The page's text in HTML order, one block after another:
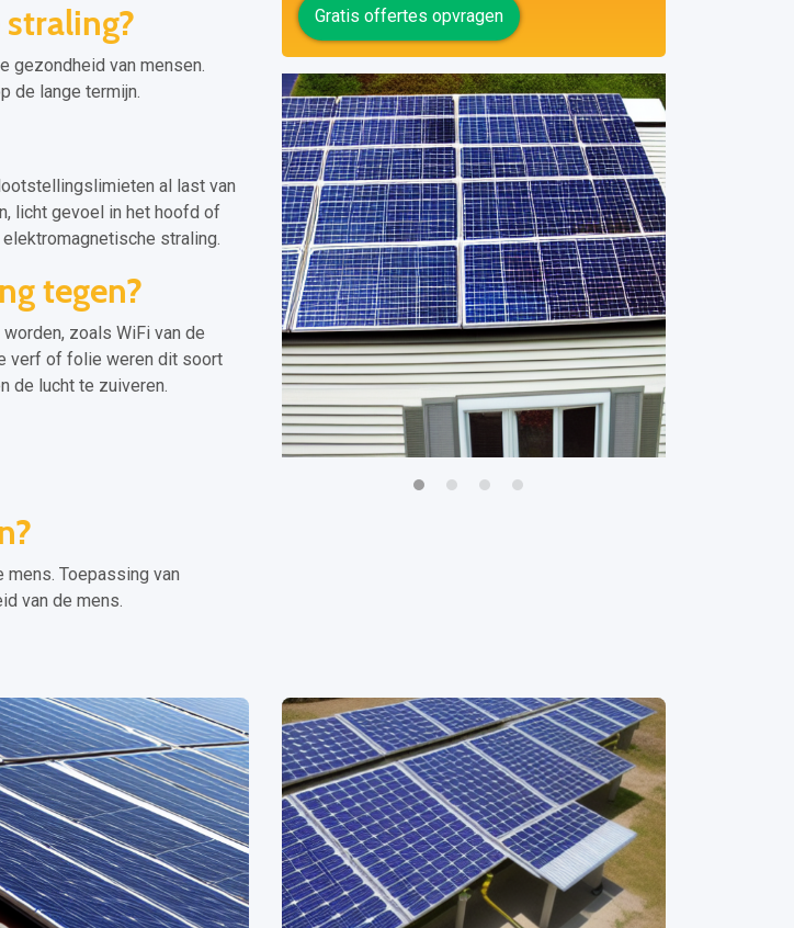
gezondheid van mensen.
de lange termijn.
al last van
licht gevoel in het hoofd of
straling.
tegen?
zoals WiFi van de
verf of folie weren dit soort
de lucht te zuiveren.
Toepassing van
van de mens.
Gratis offertes opvragen